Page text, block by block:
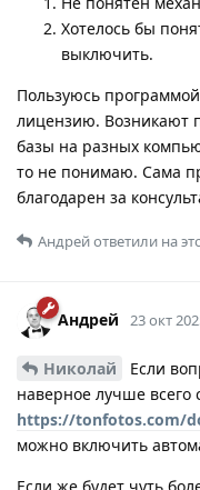
Хотелось бы
выключить.
Пользуюсь
лицензию. Возникают
базы на разных
то не понимаю. Сама
благодарен за
Андрейответили на
Андрей 23 окт
Николай
Если
наверное лучше всего
https://tonfotos.com/
можно включить